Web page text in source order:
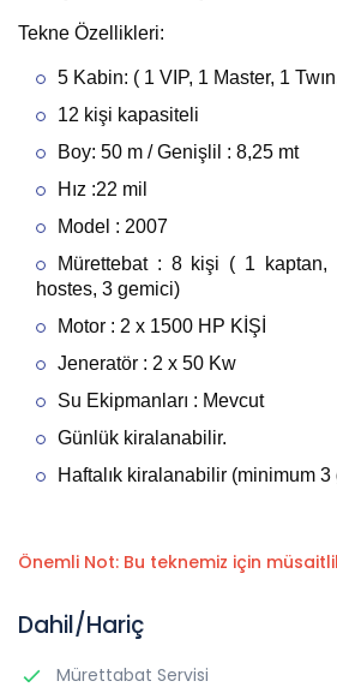
Tekne Özellikleri:
5 Kabin: ( 1 VIP, 1 Master, 1
12 kişi kapasiteli
Boy: 50 m / Genişlil : 8,25 mt
Hız :22 mil
Model : 2007
Mürettebat : 8 kişi ( 1 kaptan,
hostes, 3 gemici)
Motor : 2 x 1500 HP KİŞİ
Jeneratör : 2 x 50 Kw
Su Ekipmanları : Mevcut
Günlük kiralanabilir.
Haftalık kiralanabilir (minimum 3
Önemli Not: Bu teknemiz için
Dahil/Hariç
Mürettabat Servisi